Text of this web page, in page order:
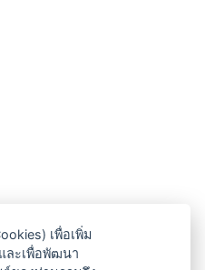
เพื่อเพิ่ม
ละเพื่อพัฒนา